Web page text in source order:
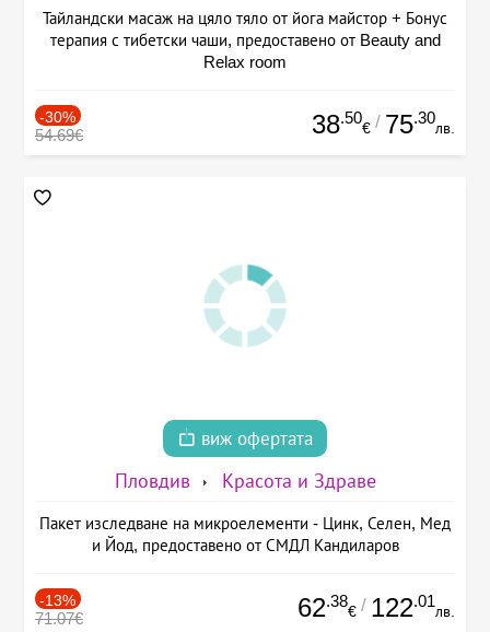
Тайландски масаж на цяло тяло от йога майстор + Бонус
терапия с тибетски чаши, предоставено от Beauty and
Relax room
-30%
54.69€ 38.50
€ / 75.30
лв.
виж офертата
Пловдив Красота и Здраве
Пакет изследване на микроелементи - Цинк, Селен, Мед
и Йод, предоставено от СМДЛ Кандиларов
-13%
71.07€ 62.38
€ / 122.01
лв.